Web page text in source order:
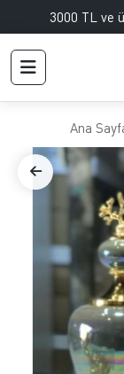
3000 TL ve
Ana